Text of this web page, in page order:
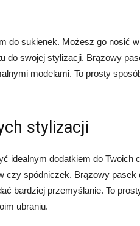
do sukienek. Możesz go nosić
do swojej stylizacji. Brązowy
modelami. To prosty
stylizacji
idealnym dodatkiem do Twoich
czy spódniczek. Brązowy pasek
bardziej przemyślanie. To
ubraniu.